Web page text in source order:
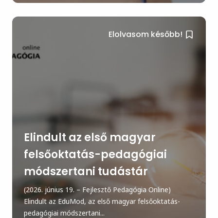
Elolvasom később!
Elindult az első magyar
felsőoktatás-pedagógiai
módszertani tudástár
(2026. június 19. – Fejlesztő Pedagógia Online)
Elindult az EduMod, az első magyar felsőoktatás-
pedagógiai módszertani...